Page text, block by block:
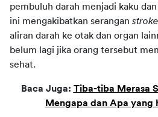
pembuluh darah menjadi kaku
ini mengakibatkan serangan stroke
aliran darah ke otak dan organ
belum lagi jika orang tersebut
sehat.
Baca Juga: Tiba-tiba Merasa
Mengapa dan Apa yang